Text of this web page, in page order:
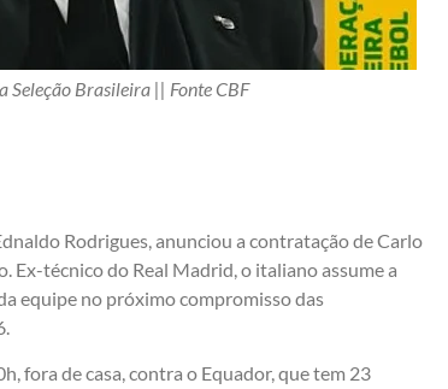
Seleção Brasileira || Fonte CBF
Rodrigues, anunciou a contratação de Carlo
Ex-técnico do Real Madrid, o italiano assume a
equipe no próximo compromisso das
fora de casa, contra o Equador, que tem 23